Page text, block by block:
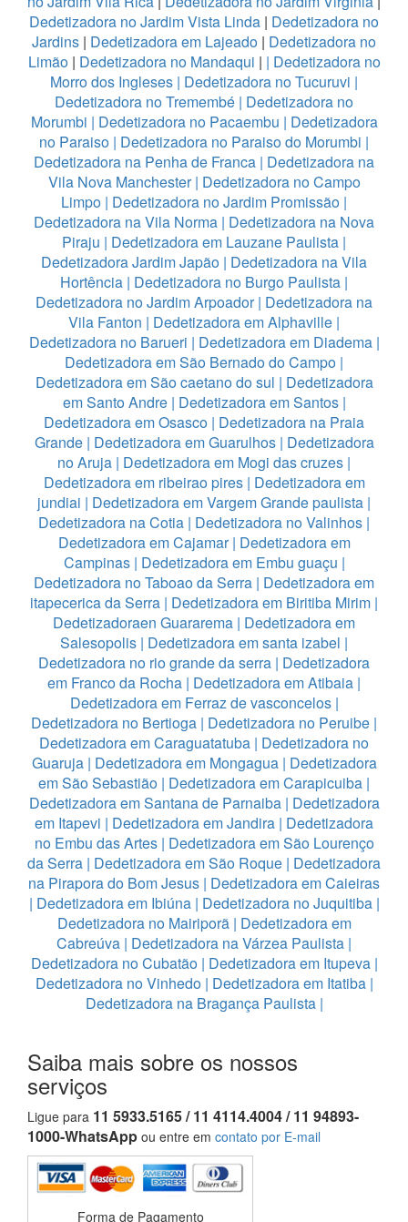
Dedetizadora no Jardim Vista Linda | Dedetizadora no
Jardins | Dedetizadora em Lajeado | Dedetizadora no
Limão| Dedetizadora no Mandaqui | | Dedetizadora no
Morro dos Ingleses | Dedetizadora no Tucuruvi |
Dedetizadora no Tremembé | Dedetizadora no
Morumbi | Dedetizadora no Pacaembu | Dedetizadora
no Paraiso | Dedetizadora no Paraiso do Morumbi |
Dedetizadora na Penha de Franca | Dedetizadora na
Vila Nova Manchester| Dedetizadora no Campo
Limpo | Dedetizadora no Jardim Promissão |
Dedetizadora na Vila Norma | Dedetizadora na Nova
Piraju | Dedetizadora em Lauzane Paulista |
Dedetizadora Jardim Japão | Dedetizadora na Vila
Hortência | Dedetizadora no Burgo Paulista |
Dedetizadora no Jardim Arpoador| Dedetizadora na
Vila Fanton | Dedetizadora em Alphaville |
Dedetizadora no Barueri | Dedetizadora em Diadema|
Dedetizadora em São Bernado do Campo |
Dedetizadora em São caetano do sul | Dedetizadora
em Santo Andre| Dedetizadora em Santos|
Dedetizadora em Osasco | Dedetizadora na Praia
Grande| Dedetizadora em Guarulhos| Dedetizadora
no Aruja | Dedetizadora em Mogi das cruzes |
Dedetizadora em ribeirao pires| Dedetizadora em
jundiai | Dedetizadora em Vargem Grande paulista |
Dedetizadora na Cotia | Dedetizadora no Valinhos |
Dedetizadora em Cajamar| Dedetizadora em
Campinas| Dedetizadora em Embu guaçu |
Dedetizadora no Taboao da Serra | Dedetizadora em
itapecerica da Serra | Dedetizadora em Biritiba Mirim |
Dedetizadoraen Guararema | Dedetizadora em
Salesopolis | Dedetizadora em santa izabel |
Dedetizadora no rio grande da serra | Dedetizadora
em Franco da Rocha | Dedetizadora em Atibaia |
Dedetizadora em Ferraz de vasconcelos|
Dedetizadora no Bertioga | Dedetizadora no Peruibe |
Dedetizadora em Caraguatatuba | Dedetizadora no
Guaruja| Dedetizadora em Mongagua| Dedetizadora
em São Sebastião | Dedetizadora em Carapicuiba |
Dedetizadora em Santana de Parnaiba| Dedetizadora
em Itapevi | Dedetizadora em Jandira | Dedetizadora
no Embu das Artes| Dedetizadora em São Lourenço
da Serra | Dedetizadora em São Roque | Dedetizadora
na Pirapora do Bom Jesus | Dedetizadora em Caieiras
| Dedetizadora em Ibiúna| Dedetizadora no Juquitiba|
Dedetizadora no Mairiporã| Dedetizadora em
Cabreúva | Dedetizadora na Várzea Paulista |
Dedetizadora no Cubatão| Dedetizadora em Itupeva|
Dedetizadora no Vinhedo| Dedetizadora em Itatiba|
Dedetizadora na Bragança Paulista|
Saiba mais sobre os nossos
serviços
Ligue para 11 5933.5165 / 11 4114.4004 / 11 94893-
1000-WhatsApp ou entre em contato por E-mail
Forma de Pagamento